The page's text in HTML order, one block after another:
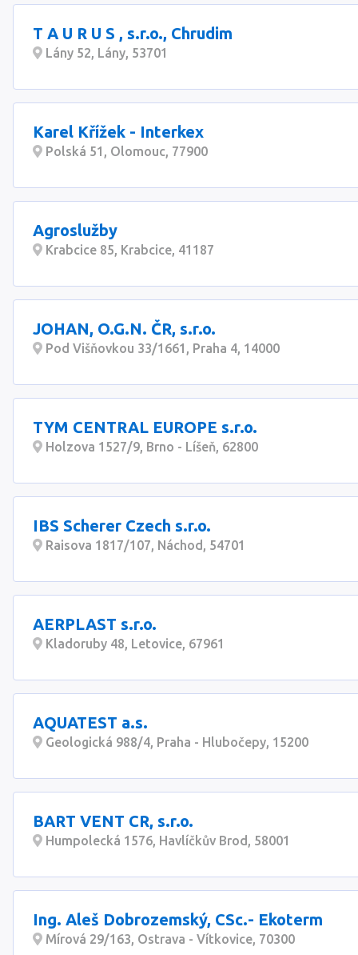
T A U R U S , s.r.o., Chrudim
Lány 52, Lány, 53701
Karel Křížek - Interkex
Polská 51, Olomouc, 77900
Agroslužby
Krabcice 85, Krabcice, 41187
JOHAN, O.G.N. ČR, s.r.o.
Pod Višňovkou 33/1661, Praha 4, 14000
TYM CENTRAL EUROPE s.r.o.
Holzova 1527/9, Brno - Líšeň, 62800
IBS Scherer Czech s.r.o.
Raisova 1817/107, Náchod, 54701
AERPLAST s.r.o.
Kladoruby 48, Letovice, 67961
AQUATEST a.s.
Geologická 988/4, Praha - Hlubočepy, 15200
BART VENT CR, s.r.o.
Humpolecká 1576, Havlíčkův Brod, 58001
Ing. Aleš Dobrozemský, CSc.- Ekoterm
Mírová 29/163, Ostrava - Vítkovice, 70300